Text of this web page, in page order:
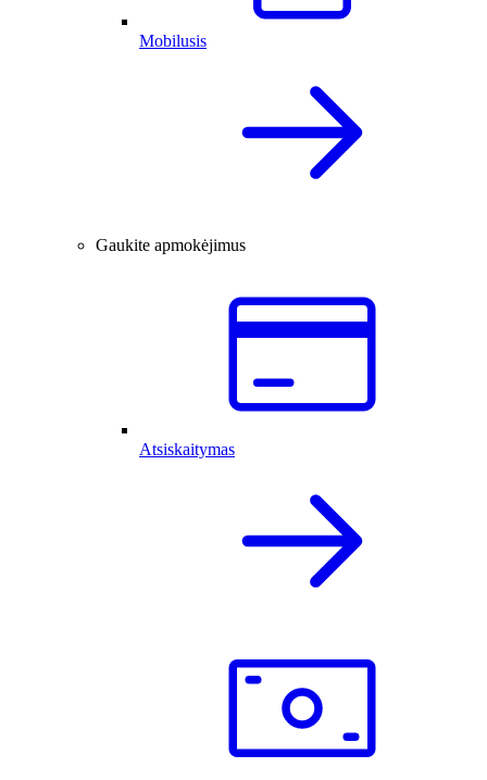
Mobilusis
Gaukite apmokėjimus
Atsiskaitymas